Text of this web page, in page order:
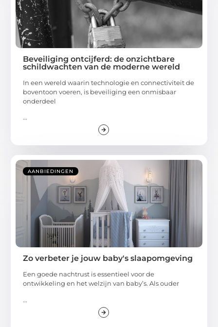
Beveiliging ontcijferd: de onzichtbare
schildwachten van de moderne wereld
In een wereld waarin technologie en connectiviteit de
boventoon voeren, is beveiliging een onmisbaar
onderdeel
...
AANBIEDINGEN
Zo verbeter je jouw baby's slaapomgeving
Een goede nachtrust is essentieel voor de
ontwikkeling en het welzijn van baby’s. Als ouder
...